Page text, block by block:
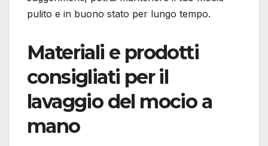
pulito e in buono stato per lungo tempo.
Materiali e prodotti
consigliati per il
lavaggio del mocio a
mano